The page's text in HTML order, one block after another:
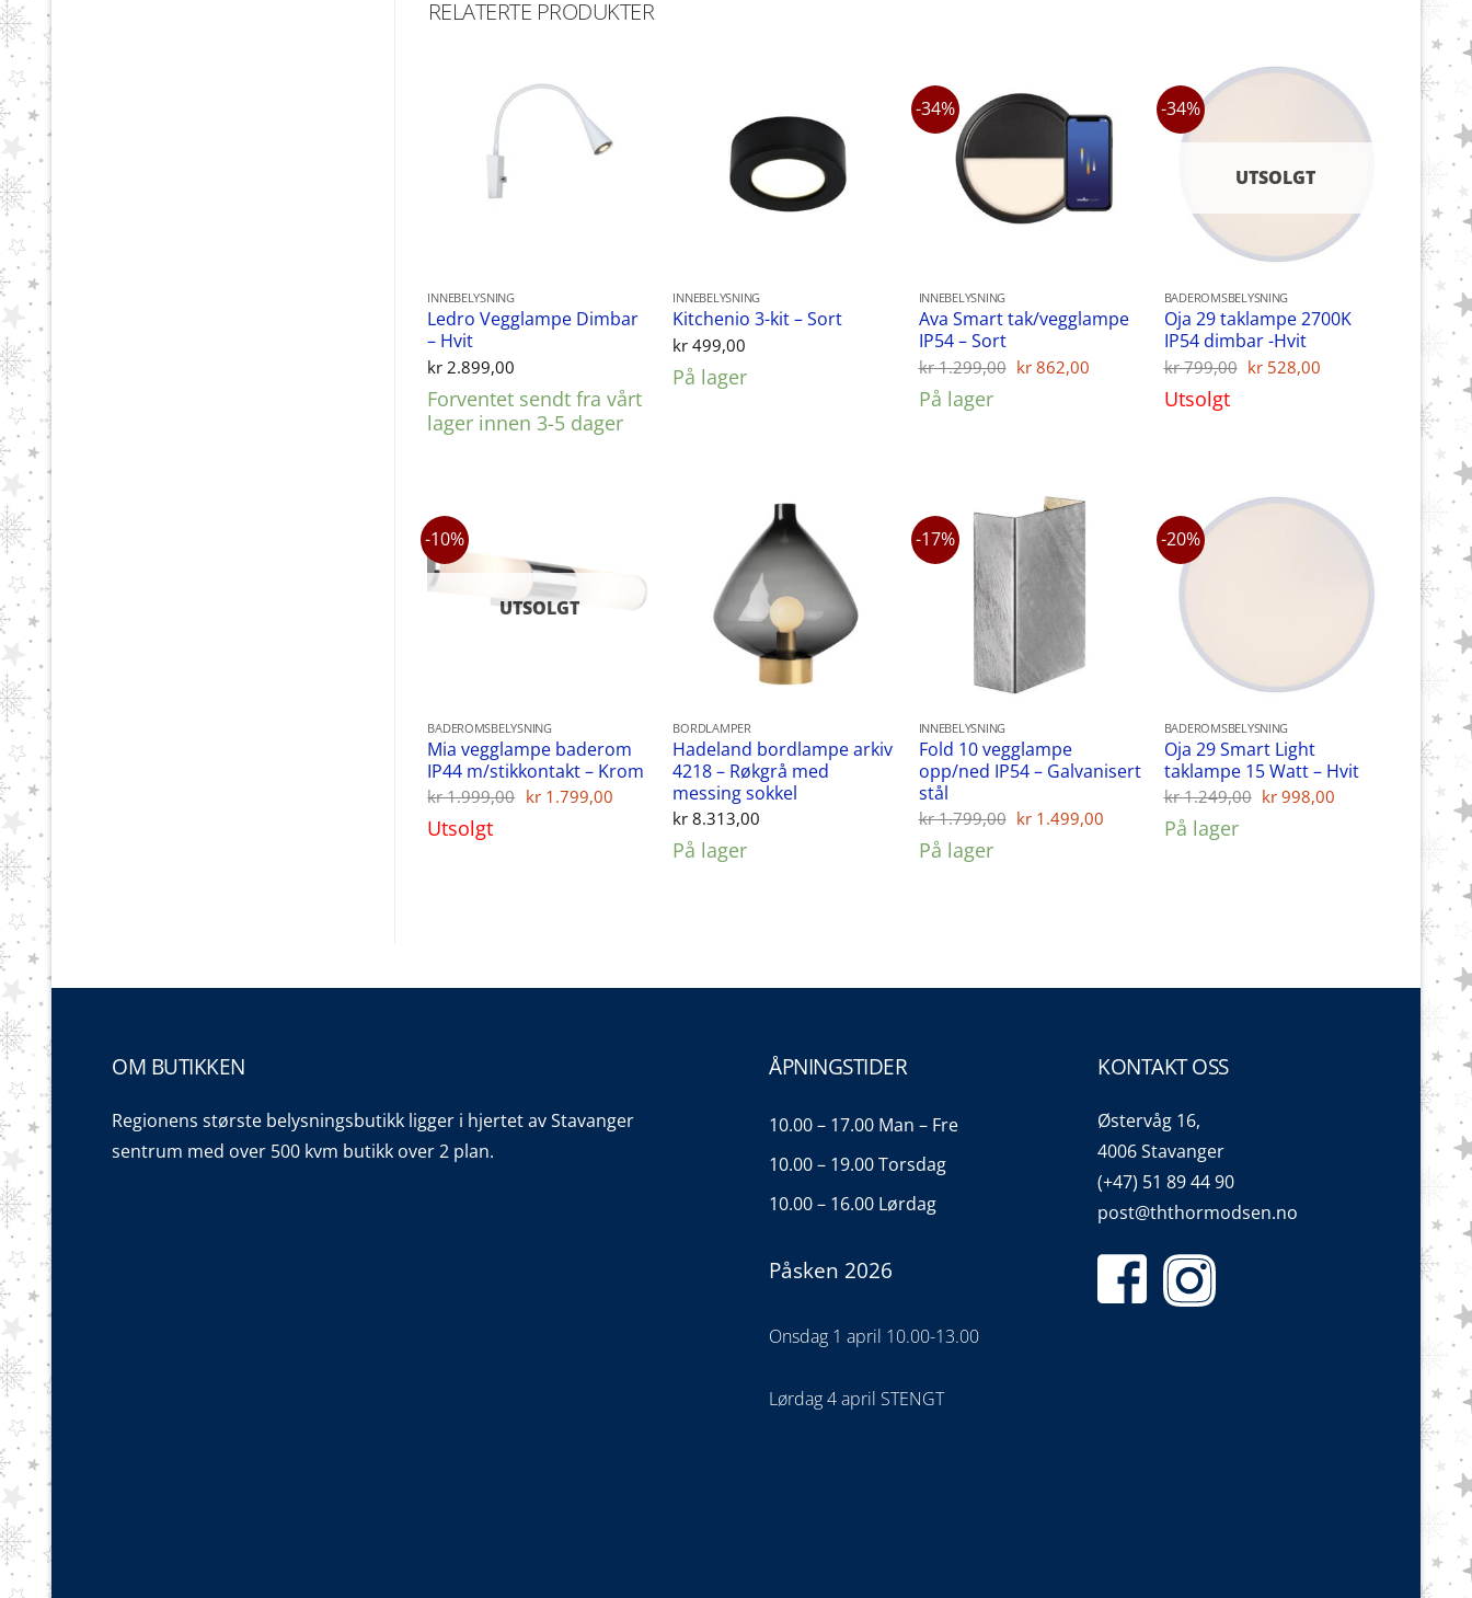
RELATERTE PRODUKTER
INNEBELYSNING
Ledro Vegglampe Dimbar
– Hvit
kr 2.899,00
Forventet sendt fra vårt
lager innen 3-5 dager
INNEBELYSNING
Kitchenio 3-kit – Sort
kr 499,00
På lager
-34%
INNEBELYSNING
Ava Smart tak/vegglampe
IP54 – Sort
kr1.299,00 Opprinnelig
kr 862,00 Nåværende
På lager
-34%
UTSOLGT
BADEROMSBELYSNING
Oja 29 taklampe 2700K
IP54 dimbar -Hvit
kr799,00 Opprinnelig
kr 528,00
Utsolgt
-10%
UTSOLGT
BADEROMSBELYSNING
Mia vegglampe baderom
IP44 m/stikkontakt – Krom
kr1.999,00 Opprinnelig
kr1.799,00Nåværende
kr 1.799,00.
Utsolgt
BORDLAMPER
Hadeland bordlampe arkiv
4218 – Røkgrå med
messing sokkel
kr 8.313,00
På lager
-17%
INNEBELYSNING
Fold 10 vegglampe
opp/ned IP54 – Galvanisert
stål
kr1.799,00 Opprinnelig
kr 1.499,00 Nåværende
På lager
-20%
BADEROMSBELYSNING
Oja 29 Smart Light
taklampe 15 Watt – Hvit
kr1.249,00 Opprinnelig
kr 998,00
På lager
OM BUTIKKEN
Regionens største belysningsbutikk ligger i hjertet av Stavanger
sentrum med over 500 kvm butikk over 2 plan.
ÅPNINGSTIDER
10.00 – 17.00 Man – Fre
10.00 – 19.00 Torsdag
10.00 – 16.00 Lørdag
Påsken 2026
Onsdag 1 april 10.00-13.00
Lørdag 4 april STENGT
KONTAKT OSS
Østervåg 16,
4006 Stavanger
(+47) 51 89 44 90
post@ththormodsen.no